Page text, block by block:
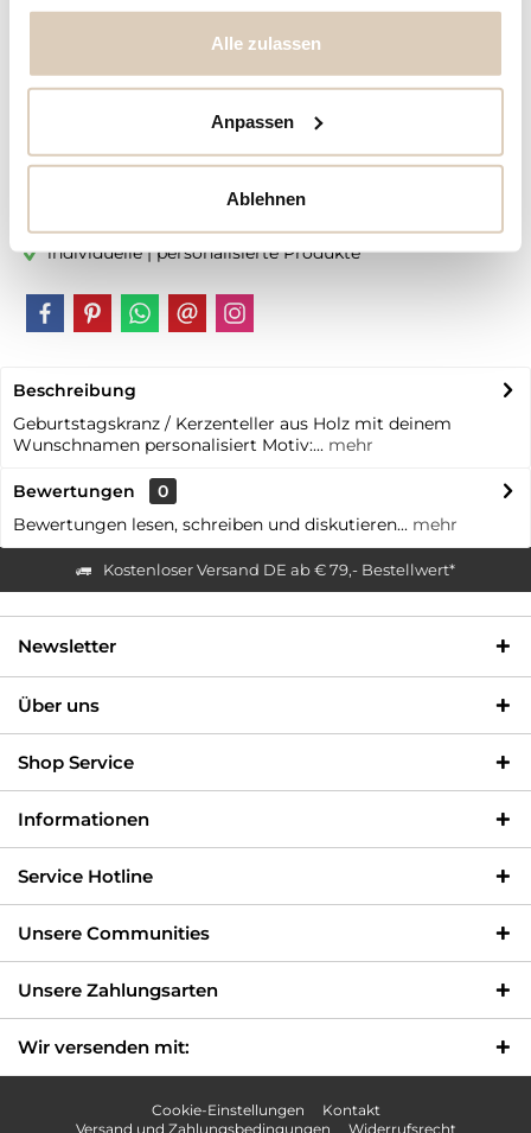
gesammelt haben.
Alle zulassen
Anpassen
Ablehnen
NOB3007
Vorteile
Kostenloser Versand ab € 79,- Bestellwert
individuelle | personalisierte Produkte
Beschreibung
Geburtstagskranz / Kerzenteller aus Holz mit deinem
Wunschnamen personalisiert Motiv:... mehr
Bewertungen
0
Bewertungen lesen, schreiben und diskutieren... mehr
Kostenloser Versand DE ab € 79,- Bestellwert*
Newsletter
Über uns
Shop Service
Informationen
Service Hotline
Unsere Communities
Unsere Zahlungsarten
Wir versenden mit:
Cookie-Einstellungen
Kontakt
Versand und Zahlungsbedingungen
Widerrufsrecht